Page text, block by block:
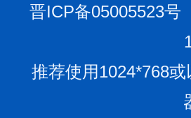
第六条 各县（区）市场监
调整情况。监管级别动态调整
晋ICP备05005523号
推荐使用1024*768